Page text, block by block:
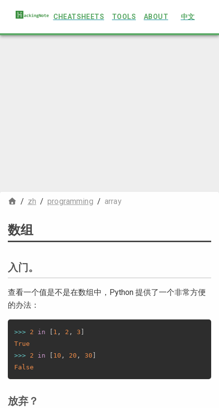
CHEATSHEETS TOOLS ABOUT 中文
/ zh / programming / array
数组
入门。
查看一个值是不是在数组中，Python 提供了一个非常方便
的办法：
>>> 2 in 1 , 2 , 3
True
>>> 2 in 10 , 20 , 30
False
放弃？